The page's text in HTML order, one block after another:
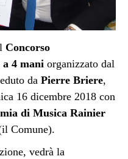
Concorso
4 mani organizzato dal
da Pierre Briere,
16 dicembre 2018 con
di Musica Rainier
Comune).
vedrà la